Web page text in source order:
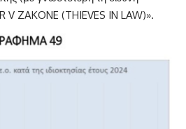
V ZAKONE (THIEVES IN LAW)».